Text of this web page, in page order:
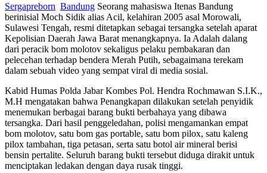
Sergapreborn Bandung Seorang mahasiswa Itenas Bandung
berinisial Moch Sidik alias Acil, kelahiran 2005 asal Morowali,
Sulawesi Tengah, resmi ditetapkan sebagai tersangka setelah aparat
Kepolisian Daerah Jawa Barat menangkapnya. Ia Adalah dalang
dari peracik bom molotov sekaligus pelaku pembakaran dan
pelecehan terhadap bendera Merah Putih, sebagaimana terekam
dalam sebuah video yang sempat viral di media sosial.
Kabid Humas Polda Jabar Kombes Pol. Hendra Rochmawan S.I.K.,
M.H mengatakan bahwa Penangkapan dilakukan setelah penyidik
menemukan berbagai barang bukti berbahaya yang dibawa
tersangka. Dari hasil penggeledahan, polisi mengamankan empat
bom molotov, satu bom gas portable, satu bom pilox, satu kaleng
pilox tambahan, tiga petasan, serta satu botol air mineral berisi
bensin pertalite. Seluruh barang bukti tersebut diduga dirakit untuk
menciptakan ledakan dengan daya rusak tinggi.